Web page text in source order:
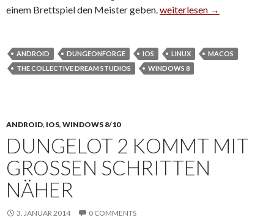
einem Brettspiel den Meister geben. Dungeonforge:
weiterlesen →
ANDROID DUNGEONFORGE IOS LINUX
MACOS
THE COLLECTIVE DREAM STUDIOS
WINDOWS 8
ANDROID, IOS, WINDOWS 8/10
DUNGELOT 2 KOMMT MIT
GROSSEN SCHRITTEN N
ÄHER
3. JANUAR 2014 0 COMMENTS